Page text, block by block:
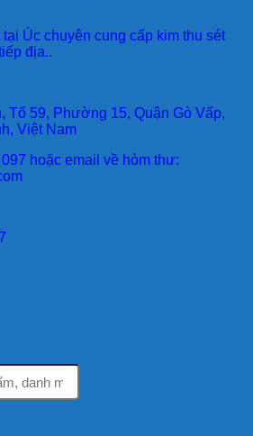
Úc chuyên cung cấp kim thu sét
địa..
Tổ 59, Phường 15, Quận Gò Vấp,
Việt Nam
hoặc email về hòm thư: